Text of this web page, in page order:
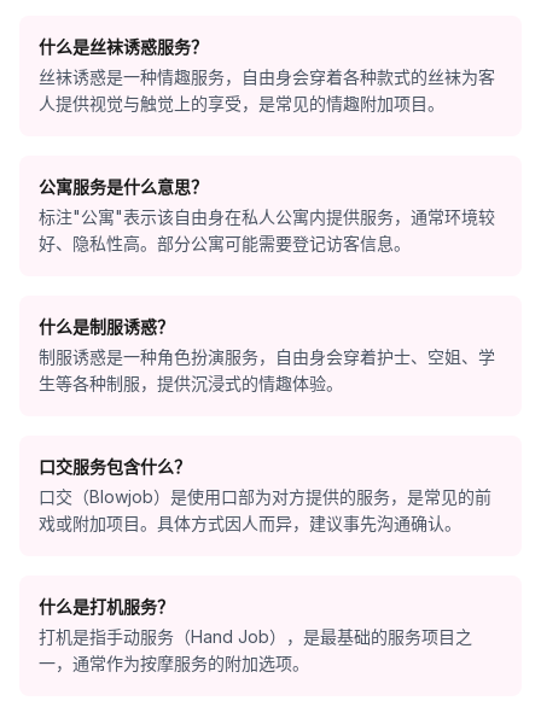
什么是丝袜诱惑服务？
丝袜诱惑是一种情趣服务，自由身会穿着各种款式的丝袜为客
人提供视觉与触觉上的享受，是常见的情趣附加项目。
公寓服务是什么意思？
标注"公寓"表示该自由身在私人公寓内提供服务，通常环境较
好、隐私性高。部分公寓可能需要登记访客信息。
什么是制服诱惑？
制服诱惑是一种角色扮演服务，自由身会穿着护士、空姐、学
生等各种制服，提供沉浸式的情趣体验。
口交服务包含什么？
口交（Blowjob）是使用口部为对方提供的服务，是常见的前
戏或附加项目。具体方式因人而异，建议事先沟通确认。
什么是打机服务？
打机是指手动服务（Hand Job），是最基础的服务项目之
一，通常作为按摩服务的附加选项。